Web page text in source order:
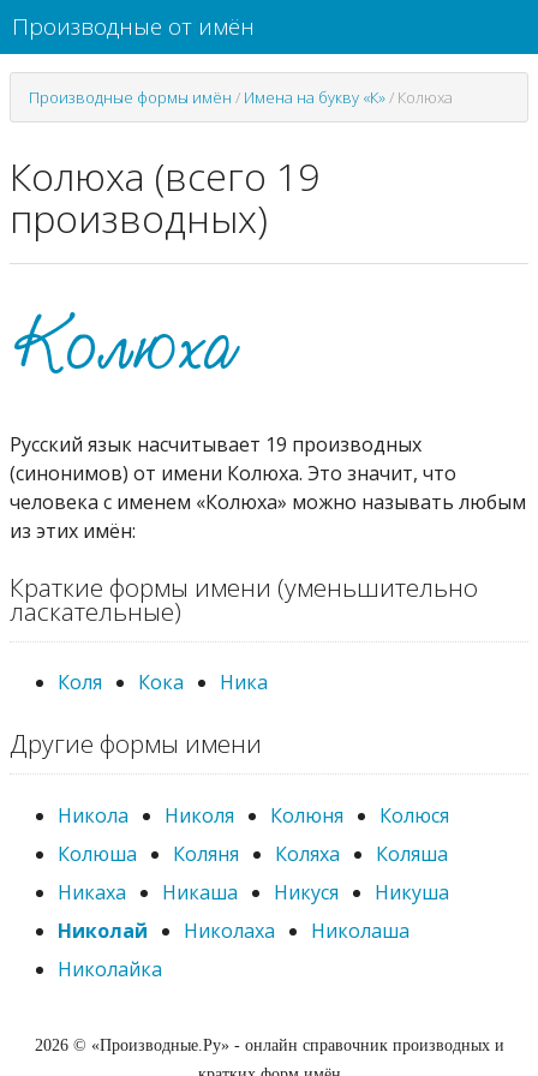
Производные от имён
Производные формы имён / Имена на букву «К»/ Колюха
Колюха (всего 19
производных)
Русский язык насчитывает 19 производных
(синонимов) от имени Колюха. Это значит, что
человека с именем «Колюха» можно называть любым
из этих имён:
Краткие формы имени (уменьшительно
ласкательные)
Коля Кока Ника
Другие формы имени
Никола Николя Колюня
Колюся
Колюша
Коляня Коляха
Коляша
Никаха
Никаша Никуся
Никуша
Николай
Николаха
Николаша
Николайка
2026 © «Производные.Ру» - онлайн справочник производных и